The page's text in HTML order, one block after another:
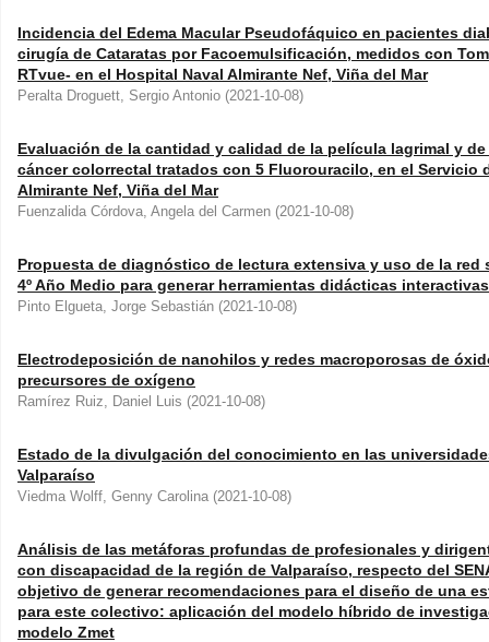
Incidencia del Edema Macular Pseudofáquico en pacientes
cirugía de Cataratas por Facoemulsificación, medidos con
RTvue- en el Hospital Naval Almirante Nef, Viña del Mar
Peralta Droguett, Sergio Antonio (2021-10-08)
Evaluación de la cantidad y calidad de la película lagrimal y
cáncer colorrectal tratados con 5 Fluorouracilo, en el Servicio
Almirante Nef, Viña del Mar
Fuenzalida Córdova, Angela del Carmen (2021-10-08)
Propuesta de diagnóstico de lectura extensiva y uso de la
4º Año Medio para generar herramientas didácticas
Pinto Elgueta, Jorge Sebastián (2021-10-08)
Electrodeposición de nanohilos y redes macroporosas de
precursores de oxígeno
Ramírez Ruiz, Daniel Luis (2021-10-08)
Estado de la divulgación del conocimiento en las
Valparaíso
Viedma Wolff, Genny Carolina (2021-10-08)
Análisis de las metáforas profundas de profesionales y
con discapacidad de la región de Valparaíso, respecto del
objetivo de generar recomendaciones para el diseño de una
para este colectivo: aplicación del modelo híbrido de
modelo Zmet